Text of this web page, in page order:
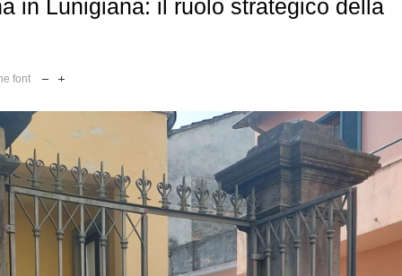
in Lunigiana: il ruolo strategico della
font